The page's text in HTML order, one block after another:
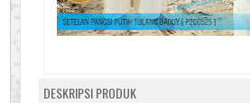
DESKRIPSI PRODUK